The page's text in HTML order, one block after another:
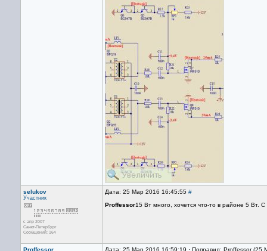
selukov
Участник
с апр 2007
Санкт-Петербург
Сообщений: 164
Дата: 25 Мар 2016 16:45:55 #
Proffessor15 Вт много, хочется что-то в районе 5 Вт.
Proffessor
Дата: 25 Мар 2016 16:59:19 · Поправил: Proffessor